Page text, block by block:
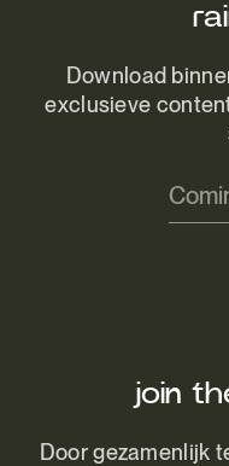
Download
exclusieve
join
Door gezamenlijk